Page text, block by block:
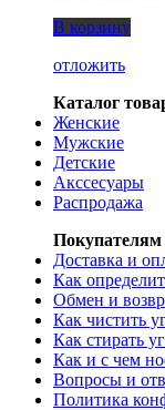
В корзину
отложить
Каталог
Женские
Мужские
Детские
Акссесуары
Распродажа
Покупателям
Доставка и
Как
Обмен и
Как чистить
Как стирать
Как и с чем
Вопросы и
Политика